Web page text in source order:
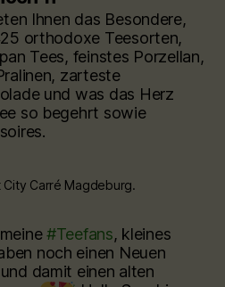
Ihnen das Besondere,
orthodoxe Teesorten,
Tees, feinstes Porzellan,
zarteste
und was das Herz
so begehrt sowie
City Carré Magdeburg.
#Teefans, kleines
noch einen Neuen
damit einen alten